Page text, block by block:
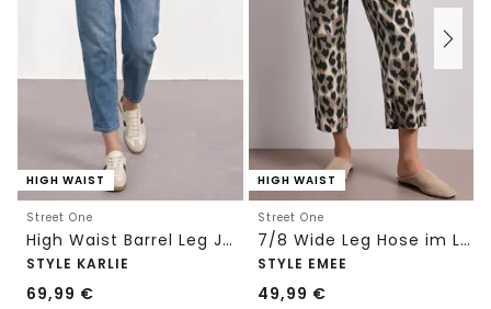
HIGH WAIST
Street One
High Waist Barrel Leg Jeans im Loose Fit
STYLE KARLIE
69,99 €
HIGH WAIST
Street One
7/8 Wide Leg Hose im Loose Fit mit Print
STYLE EMEE
49,99 €